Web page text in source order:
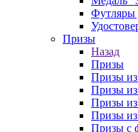
Футляры
Призы
Назад
Призы
Призы из
Призы
Призы из
Призы из
Призы с